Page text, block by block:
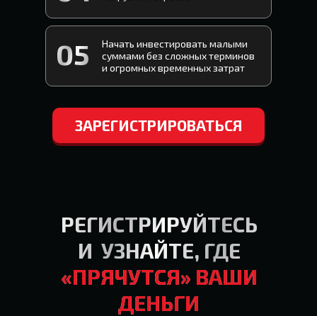
ЗАРЕГИСТРИРОВАТЬСЯ
Начать инвестировать малыми
суммами без сложных терминов
и огромных временных затрат
05
РЕГИСТРИРУЙТЕСЬ
И УЗНАЙТЕ, ГДЕ
«ПРЯЧУТСЯ» ВАШИ
ДЕНЬГИ